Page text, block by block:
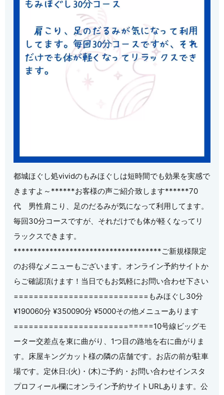
都城ほぐし処vividのもみほぐしは短時間でも効果を実感で
きますよ～️******お客様の声ご紹介致します******70
代 男性肩こり、足のだるみが気になって利用してます。
毎回30分コースですが、それだけでも体が軽くなってリ
ラックスできます。
*************************************ご新規様限定
のお得なメニューもございます。オンライン予約サイトか
らご確認頂けます！当日でもお気軽にお問い合わせ下さい
===========================️もみほぐし️30分
¥190060分 ¥350090分 ¥5000その他メニューあります
============================10号線ビッグモ
ーター交差点を東に曲がり、1つ目の路地を右に曲がりま
す。床屋キングカット様の隣の店舗です。お店の前が駐車
場です。定休日:(火)・(木)ご予約・お問い合わせインスタ
プロフィール欄にオンライン予約サイトURLあります。公